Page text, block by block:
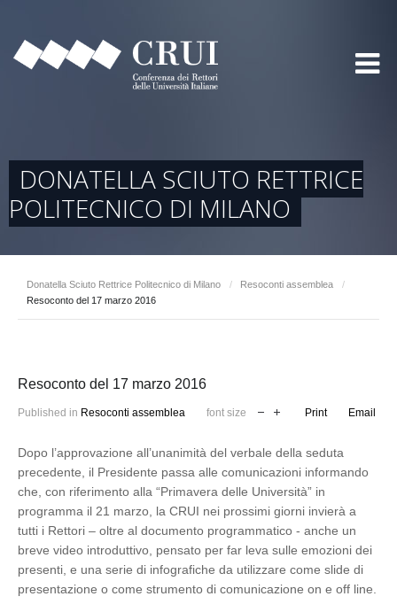
DONATELLA SCIUTO RETTRICE
POLITECNICO DI MILANO
Donatella Sciuto Rettrice Politecnico di Milano / Resoconti assemblea
/
Resoconto del 17 marzo 2016
Resoconto del 17 marzo 2016
Published in Resoconti assemblea font size Print Email
Dopo l’approvazione all’unanimità del verbale della seduta
precedente, il Presidente passa alle comunicazioni informando
che, con riferimento alla “Primavera delle Università” in
programma il 21 marzo, la CRUI nei prossimi giorni invierà a
tutti i Rettori – oltre al documento programmatico - anche un
breve video introduttivo, pensato per far leva sulle emozioni dei
presenti, e una serie di infografiche da utilizzare come slide di
presentazione o come strumento di comunicazione on e off line.